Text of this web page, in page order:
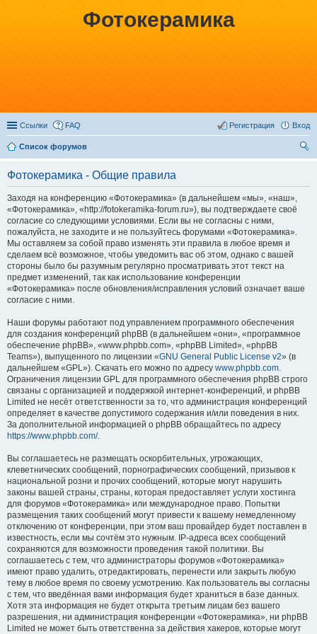
Фотокерамика
Ссылки FAQ Вход
Регистрация
Список форумов
Фотокерамика - Общие правила
Заходя на конференцию «Фотокерамика» (в дальнейшем «мы», «наш»,
«Фотокерамика», «http://fotokeramika-forum.ru»), вы подтверждаете своё
согласие со следующими условиями. Если вы не согласны с ними,
пожалуйста, не заходите и не пользуйтесь форумами «Фотокерамика».
Мы оставляем за собой право изменять эти правила в любое время и
сделаем всё возможное, чтобы уведомить вас об этом, однако с вашей
стороны было бы разумным регулярно просматривать этот текст на
предмет изменений, так как использование конференции
«Фотокерамика» после обновления/исправления условий означает ваше
согласие с ними.
Наши форумы работают под управлением программного обеспечения
для создания конференций phpBB (в дальнейшем «они», «программное
обеспечение phpBB», «www.phpbb.com», «phpBB Limited», «phpBB
Teams»), выпущенного по лицензии «GNU General Public License v2» (в
дальнейшем «GPL»). Скачать его можно по адресу www.phpbb.com.
Ограничения лицензии GPL для программного обеспечения phpBB строго
связаны с организацией и поддержкой интернет-конференций, и phpBB
Limited не несёт ответственности за то, что администрация конференций
определяет в качестве допустимого содержания и/или поведения в них.
За дополнительной информацией о phpBB обращайтесь по адресу
https://www.phpbb.com/.
Вы соглашаетесь не размещать оскорбительных, угрожающих,
клеветнических сообщений, порнографических сообщений, призывов к
национальной розни и прочих сообщений, которые могут нарушить
законы вашей страны, страны, которая предоставляет услуги хостинга
для форумов «Фотокерамика» или международное право. Попытки
размещения таких сообщений могут привести к вашему немедленному
отключению от конференции, при этом ваш провайдер будет поставлен в
известность, если мы сочтём это нужным. IP-адреса всех сообщений
сохраняются для возможности проведения такой политики. Вы
соглашаетесь с тем, что администраторы форумов «Фотокерамика»
имеют право удалить, отредактировать, перенести или закрыть любую
тему в любое время по своему усмотрению. Как пользователь вы согласны
с тем, что введённая вами информация будет храниться в базе данных.
Хотя эта информация не будет открыта третьим лицам без вашего
разрешения, ни администрация конференции «Фотокерамика», ни phpBB
Limited не может быть ответственна за действия хакеров, которые могут